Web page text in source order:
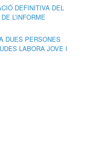
DEFINITIVA DEL
L’INFORME
DUES PERSONES
LABORA JOVE I